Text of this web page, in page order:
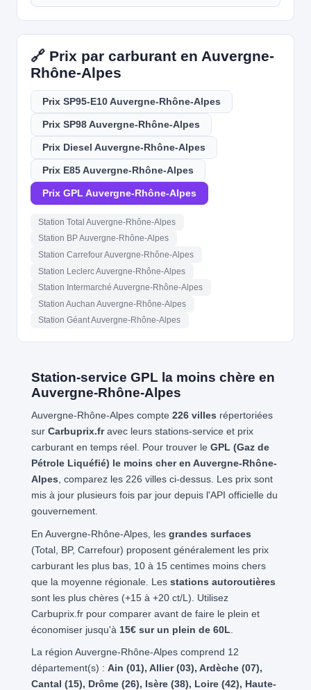
🔗 Prix par carburant en Auvergne-
Rhône-Alpes
Prix SP95-E10 Auvergne-Rhône-Alpes
Prix SP98 Auvergne-Rhône-Alpes
Prix Diesel Auvergne-Rhône-Alpes
Prix E85 Auvergne-Rhône-Alpes
Prix GPL Auvergne-Rhône-Alpes
Station Total Auvergne-Rhône-Alpes
Station BP Auvergne-Rhône-Alpes
Station Carrefour Auvergne-Rhône-Alpes
Station Leclerc Auvergne-Rhône-Alpes
Station Intermarché Auvergne-Rhône-Alpes
Station Auchan Auvergne-Rhône-Alpes
Station Géant Auvergne-Rhône-Alpes
Station-service GPL la moins chère en
Auvergne-Rhône-Alpes
Auvergne-Rhône-Alpes compte 226 villes répertoriées
sur Carbuprix.fravec leurs stations-service et prix
carburant en temps réel. Pour trouver le GPL (Gaz de
Pétrole Liquéfié) le moins cher en Auvergne-Rhône-
Alpes , comparez les 226 villes ci-dessus. Les prix sont
mis à jour plusieurs fois par jour depuis l'API officielle du
gouvernement.
En Auvergne-Rhône-Alpes, les grandes surfaces
(Total, BP, Carrefour) proposent généralement les prix
carburant les plus bas, 10 à 15 centimes moins chers
que la moyenne régionale. Les stations autoroutières
sont les plus chères (+15 à +20 ct/L). Utilisez
Carbuprix.fr pour comparer avant de faire le plein et
économiser jusqu'à 15€ sur un plein de 60L
La région Auvergne-Rhône-Alpes comprend 12
département(s) : Ain (01), Allier (03), Ardèche (07),
Cantal (15), Drôme (26), Isère (38), Loire (42), Haute-